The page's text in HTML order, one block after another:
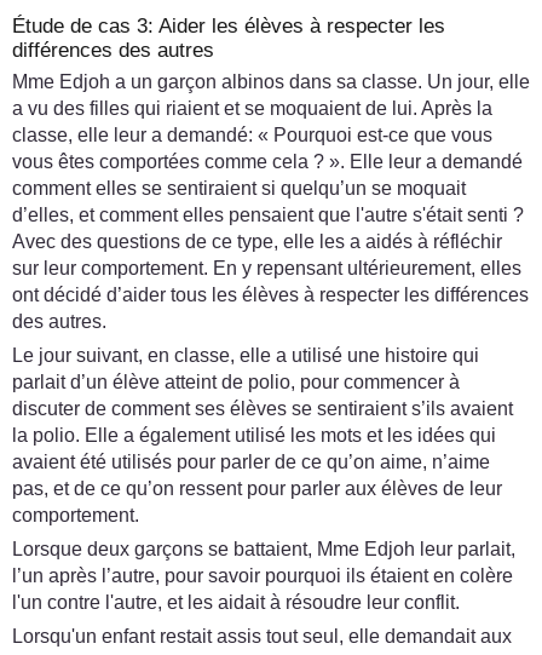
Étude de cas 3: Aider les élèves à respecter les
différences des autres
Mme Edjoh a un garçon albinos dans sa classe. Un jour, elle
a vu des filles qui riaient et se moquaient de lui. Après la
classe, elle leur a demandé: « Pourquoi est-ce que vous
vous êtes comportées comme cela ? ». Elle leur a demandé
comment elles se sentiraient si quelqu’un se moquait
d’elles, et comment elles pensaient que l'autre s'était senti ?
Avec des questions de ce type, elle les a aidés à réfléchir
sur leur comportement. En y repensant ultérieurement, elles
ont décidé d’aider tous les élèves à respecter les différences
des autres.
Le jour suivant, en classe, elle a utilisé une histoire qui
parlait d’un élève atteint de polio, pour commencer à
discuter de comment ses élèves se sentiraient s’ils avaient
la polio. Elle a également utilisé les mots et les idées qui
avaient été utilisés pour parler de ce qu’on aime, n’aime
pas, et de ce qu’on ressent pour parler aux élèves de leur
comportement.
Lorsque deux garçons se battaient, Mme Edjoh leur parlait,
l’un après l’autre, pour savoir pourquoi ils étaient en colère
l'un contre l'autre, et les aidait à résoudre leur conflit.
Lorsqu'un enfant restait assis tout seul, elle demandait aux